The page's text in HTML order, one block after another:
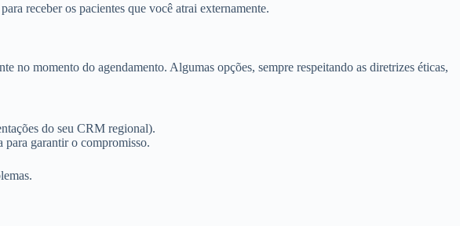
receber os pacientes que você atrai externamente.
no momento do agendamento. Algumas opções, sempre respeitando as diretrizes éticas,
do seu CRM regional).
para garantir o compromisso.